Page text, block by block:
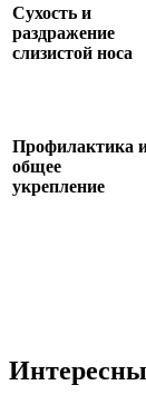
Сухость и
раздражение
слизистой носа
Профилактика
общее
укрепление